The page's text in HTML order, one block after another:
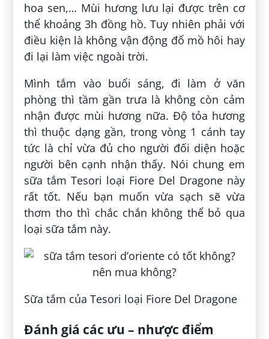
hoa sen,… Mùi hương lưu lại được trên cơ
thể khoảng 3h đồng hồ. Tuy nhiên phải với
điều kiện là không vận động đổ mồ hôi hay
đi lại làm việc ngoài trời.
Mình tắm vào buổi sáng, đi làm ở văn
phòng thì tầm gần trưa là không còn cảm
nhận được mùi hương nữa. Độ tỏa hương
thì thuộc dạng gần, trong vòng 1 cánh tay
tức là chỉ vừa đủ cho người đối diện hoặc
người bên cạnh nhận thấy. Nói chung em
sữa tắm Tesori loại Fiore Del Dragone này
rất tốt. Nếu bạn muốn vừa sạch sẽ vừa
thơm tho thì chắc chắn không thể bỏ qua
loại sữa tắm này.
Sữa tắm của Tesori loại Fiore Del Dragone
Đánh giá các ưu – nhược điểm